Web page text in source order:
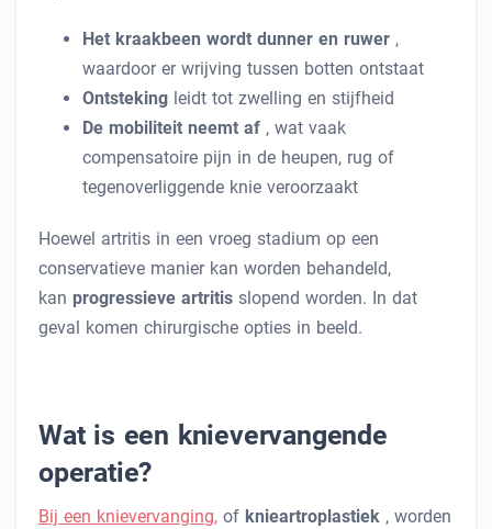
Het kraakbeen wordt dunner en ruwer ,
waardoor er wrijving tussen botten ontstaat
Ontsteking leidt tot zwelling en stijfheid
De mobiliteit neemt af , wat vaak
compensatoire pijn in de heupen, rug of
tegenoverliggende knie veroorzaakt
Hoewel artritis in een vroeg stadium op een
conservatieve manier kan worden behandeld,
kan progressieve artritis slopend worden. In dat
geval komen chirurgische opties in beeld.
Wat is een knievervangende
operatie?
Bij een knievervanging, of knieartroplastiek , worden